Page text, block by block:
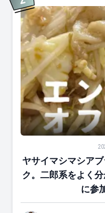
2位
ヤサイマシマシアブ
ヤサイマシマシア
ク。二郎系をよく
に参